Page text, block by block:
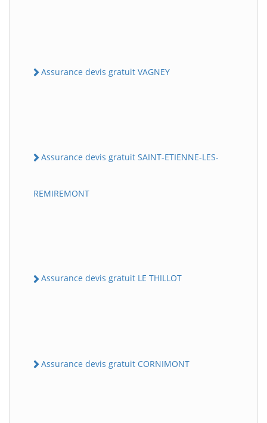
Assurance devis gratuit VAGNEY
Assurance devis gratuit SAINT-ETIENNE-LES-
REMIREMONT
Assurance devis gratuit LE THILLOT
Assurance devis gratuit CORNIMONT